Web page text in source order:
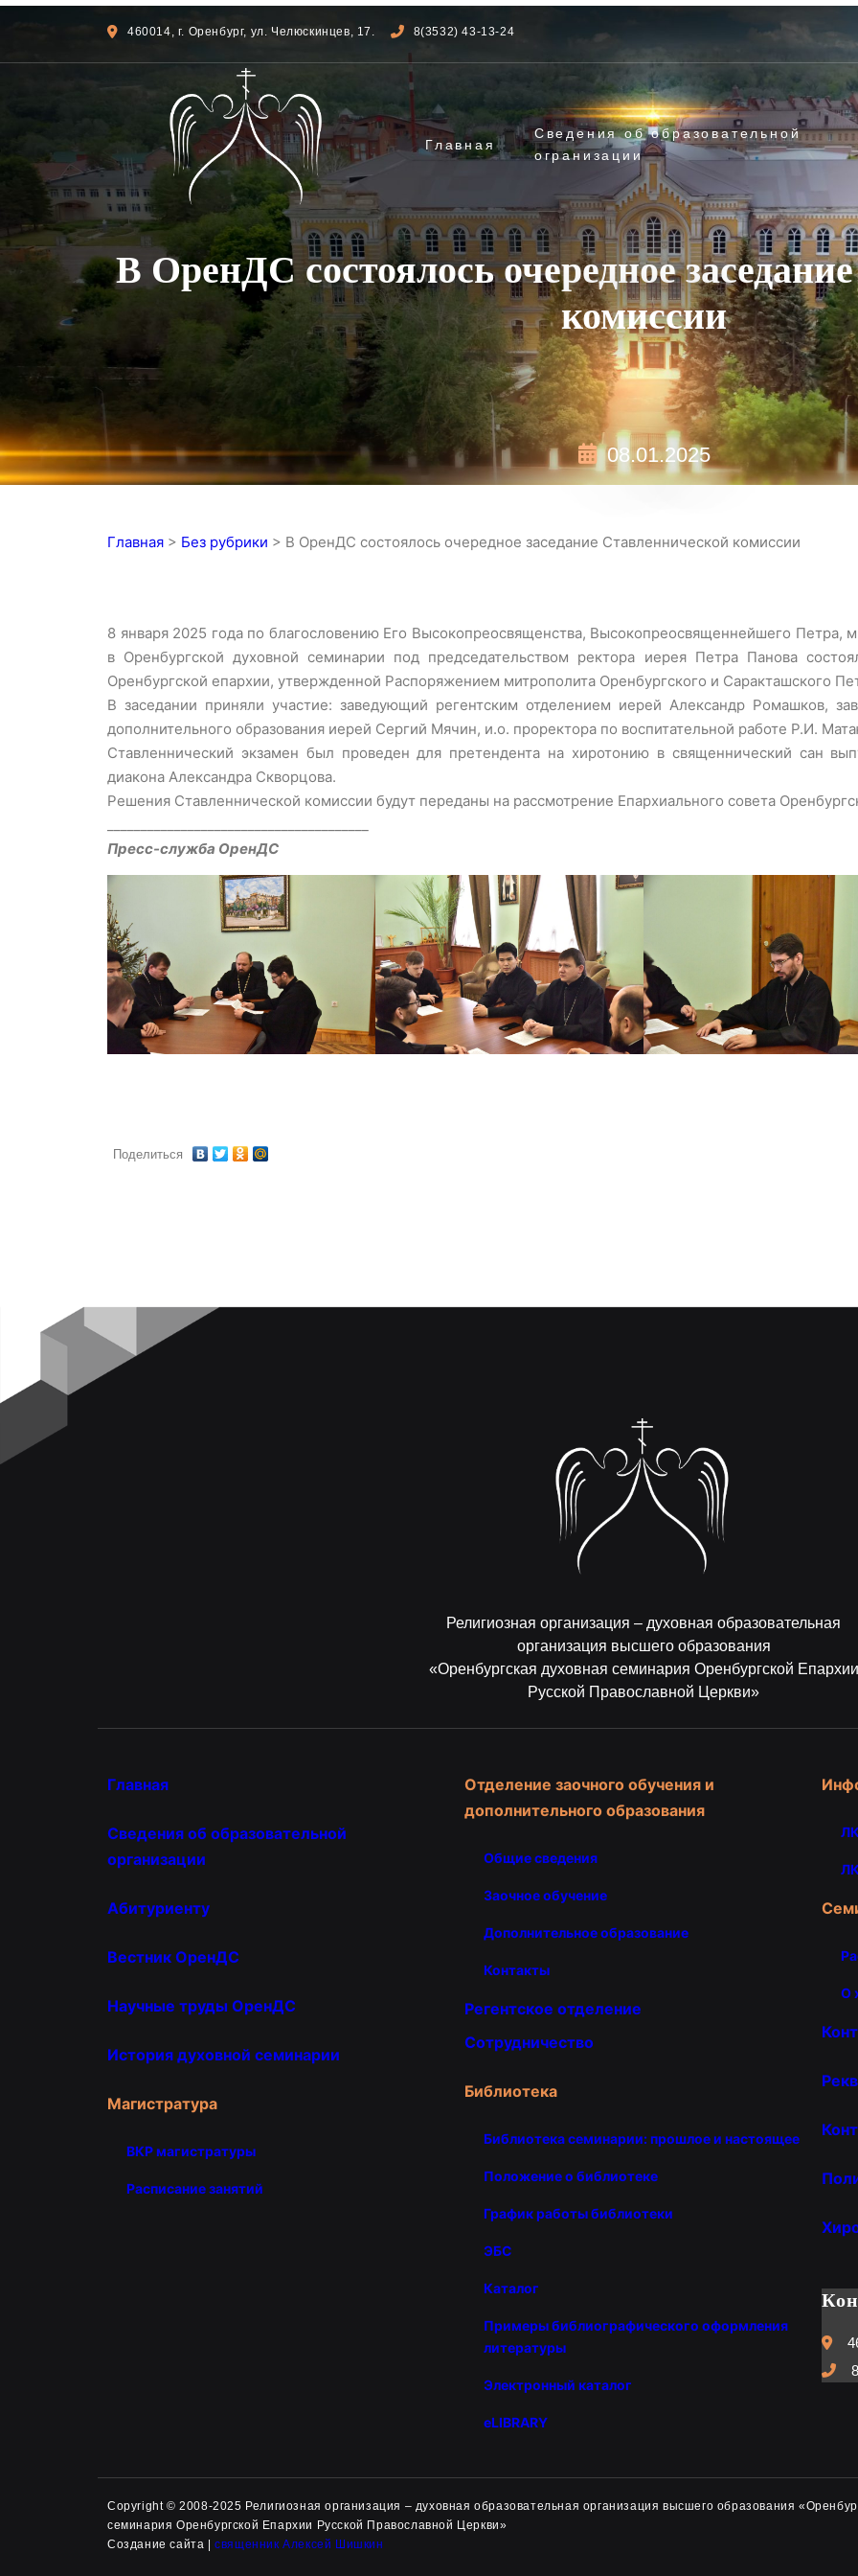
460014, г. Оренбург, ул. Челюскинцев, 17. 8(3532) 43-13-24
Главная
Сведения об образовательной
огранизации
В ОренДС состоялось очередное
комиссии
08.01.2025
Главная > Без рубрики > В ОренДС состоялось очередное заседание Ставленнической комиссии
8 января 2025 года по благословению Его Высокопреосвященства, Высокопреосвященнейшего Петра,
в Оренбургской духовной семинарии под председательством ректора иерея Петра Панова
Оренбургской епархии, утвержденной Распоряжением митрополита Оренбургского и Саракташского
В заседании приняли участие: заведующий регентским отделением иерей Александр Ромашков,
дополнительного образования иерей Сергий Мячин, и.о. проректора по воспитательной работе Р.И.
Ставленнический экзамен был проведен для претендента на хиротонию в священнический сан
диакона Александра Скворцова.
Решения Ставленнической комиссии будут переданы на рассмотрение Епархиального совета
Пресс-служба ОренДС
Поделиться
Религиозная организация – духовная образовательная
организация высшего образования
«Оренбургская духовная семинария Оренбургской Епархии
Русской Православной Церкви»
Главная
Сведения об образовательной
организации
Абитуриенту
Вестник ОренДС
Научные труды ОренДС
История духовной семинарии
Магистратура
ВКР магистратуры
Расписание занятий
Отделение заочного обучения и
дополнительного образования
Общие сведения
Заочное обучение
Дополнительное образование
Контакты
Регентское отделение
Сотрудничество
Библиотека
Библиотека семинарии: прошлое и настоящее
Положение о библиотеке
График работы библиотеки
ЭБС
Каталог
Примеры библиографического оформления
литературы
Электронный каталог
eLIBRARY
О
Copyright © 2008-2025 Религиозная организация – духовная образовательная организация высшего образования
семинария Оренбургской Епархии Русской Православной Церкви»
Создание сайта |священник Алексей Шишкин